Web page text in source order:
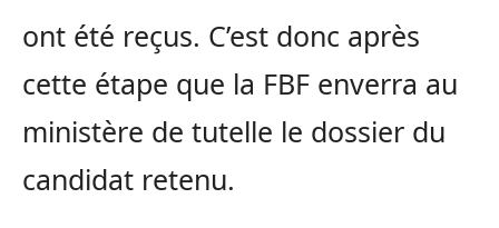
ont été reçus. C’est donc après
cette étape que la FBF enverra au
ministère de tutelle le dossier du
candidat retenu.